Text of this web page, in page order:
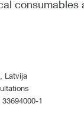
consumables
Latvija
1